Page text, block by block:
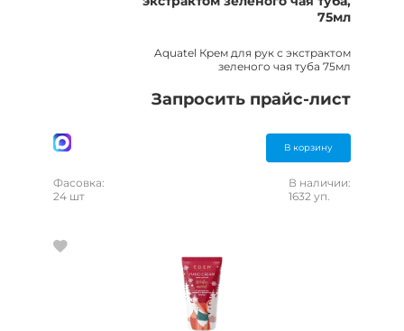
75мл
Aquatel Крем для рук с экстрактом
зеленого чая туба 75мл
Запросить прайс-лист
В корзину
Фасовка:
24 шт
В наличии:
1632 уп.